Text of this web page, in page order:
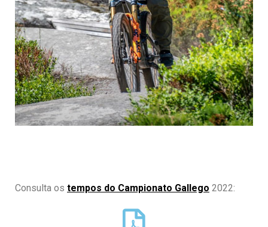
Consulta os tempos do Campionato Gallego 2022: